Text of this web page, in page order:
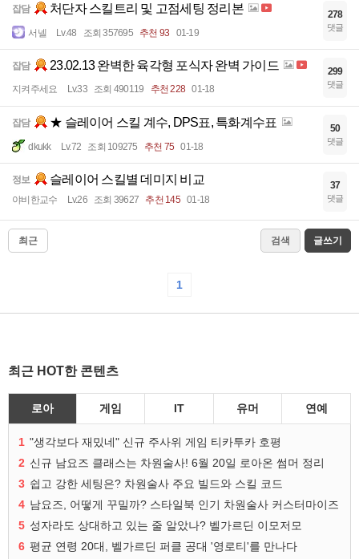
잡담 처단자 스킬트리 및 고점세팅 정리본
서넬 Lv.48 조회 357695 추천 93 01-19
278
댓글
잡담 23.02.13 완벽한 육각형 포식자 완벽 가이드
지켜주세요 Lv.33 조회 490119 추천 228 01-18
299
댓글
잡담 ★ 슬레이어 스킬 계수, DPS표, 특화계수표
dkukk Lv.72 조회 109275 추천 75 01-18
50
댓글
정보 슬레이어 스킬별 데미지 비교
야비한교수 Lv.26 조회 39627 추천 145 01-18
37
댓글
최근 검색 글쓰기
1
최근 HOT한 콘텐츠
로아 게임 IT 유머 연예
1 "생각보다 재밌네" 신규 주사위 게임 티카투카 호평
2 신규 남요즈 클래스는 차원술사! 6월 20일 로아온 썸머 정리
3 쉽고 강한 세팅은? 차원술사 주요 빌드와 스킬 코드
4 남요즈, 어떻게 꾸밀까? 스타일북 인기 차원술사 커스터마이즈
5 성자라도 상대하고 있는 줄 알았나? 벨가르딘 이모저모
6 평균 연령 20대, 벨가르딘 퍼클 공대 '영로티'를 만나다